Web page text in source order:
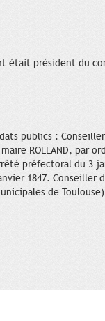
était président du
publics :
ROLLAND, par
préfectoral du 3
1847. Conseiller
de Toulouse)